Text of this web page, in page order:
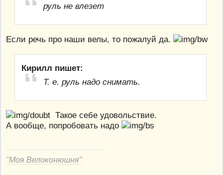
руль не влезет
Если речь про наши велы, то пожалуй да.
Кирилл пишет:
Т. е. руль надо снимать.
Такое себе удовольствие.
А вообще, попробовать надо
"Моя Велоконюшня"